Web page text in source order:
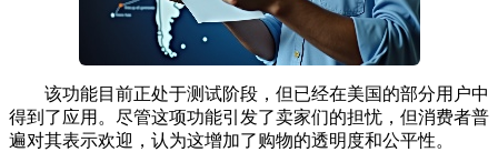
该功能目前正处于测试阶段，但已经在美国的部分用户中
得到了应用。尽管这项功能引发了卖家们的担忧，但消费者普
遍对其表示欢迎，认为这增加了购物的透明度和公平性。